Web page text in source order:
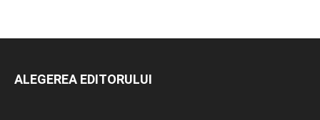
ALEGEREA EDITORULUI